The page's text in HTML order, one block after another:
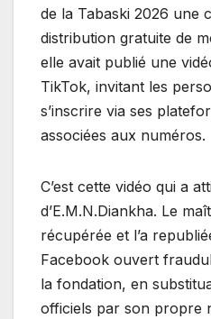
de la Tabaski 2026 une
distribution gratuite de
elle avait publié une
TikTok, invitant les
s’inscrire via ses
associées aux numéros.
C’est cette vidéo qui a
d’E.M.N.Diankha. Le
récupérée et l’a
Facebook ouvert
la fondation, en
officiels par son propre